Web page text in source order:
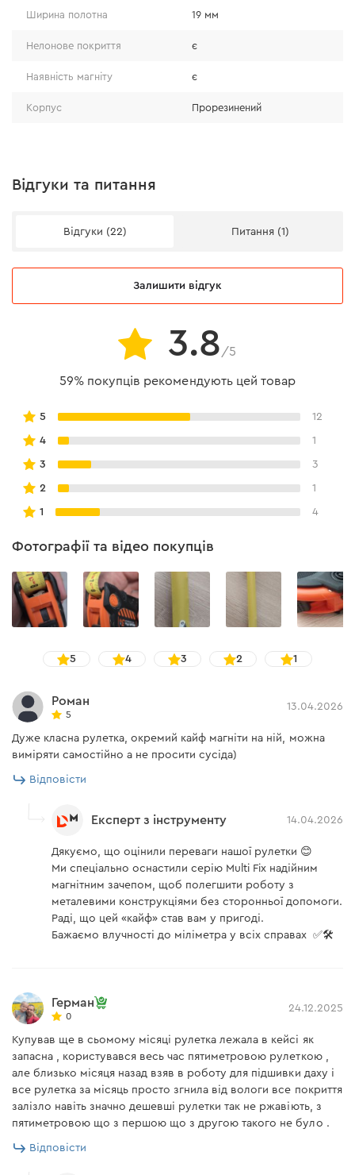
завдяки двосторонньому зачепу з магнітом можна
проводити вимірювання в зручних площинах;
три кнопки фіксації полотна;
HPS.
Ширина полотна 19 мм
Нелонове покриття є
Наявність магніту є
Корпус Прорезинений
Відгуки та питання
Відгуки (22) Питання (1)
Залишити відгук
3.8 /5
59% покупців рекомендують цей товар
5 12
4 1
3 3
2 1
1 4
Фотографії та відео покупців
5 4 3 2 1
Роман
5
13.04.2026
Дуже класна рулетка, окремий кайф магніти на ній, можна
виміряти самостійно а не просити сусіда)
Відповісти
Експерт з інструменту 14.04.2026
Дякуємо, що оцінили переваги нашої рулетки 😊
Ми спеціально оснастили серію Multi Fix надійним
магнітним зачепом, щоб полегшити роботу з
металевими конструкціями без сторонньої допомоги.
Раді, що цей «кайф» став вам у пригоді.
Бажаємо влучності до міліметра у всіх справах ✅🛠️
Герман
0
24.12.2025
Купував ще в сьомому місяці рулетка лежала в кейсі як
запасна , користувався весь час пятиметровою рулеткою ,
але близько місяця назад взяв в роботу для підшивки даху і
все рулетка за місяць просто згнила від вологи все покриття
залізло навіть значно дешевші рулетки так не ржавіють, з
пятиметровою що з першою що з другою такого не було .
Відповісти